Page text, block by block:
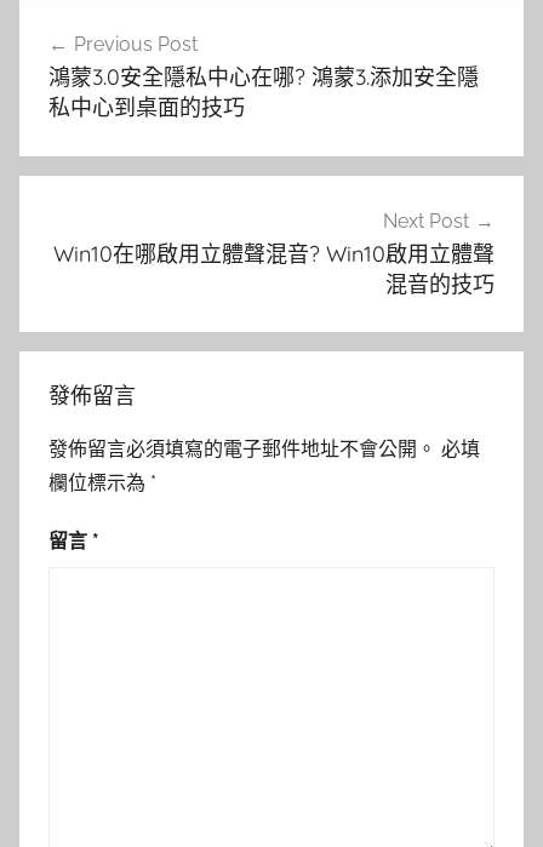
導
覽
Previous Post
鴻蒙3.0安全隱私中心在哪? 鴻蒙3.添加安全隱
私中心到桌面的技巧
Next Post
Win10在哪啟用立體聲混音? Win10啟用立體聲
混音的技巧
發佈留言
發佈留言必須填寫的電子郵件地址不會公開。 必填
欄位標示為 *
留言 *